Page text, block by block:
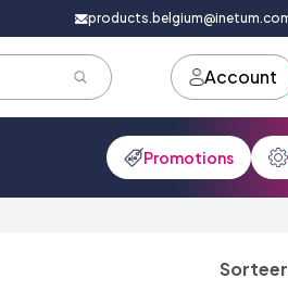
Account
Promotions